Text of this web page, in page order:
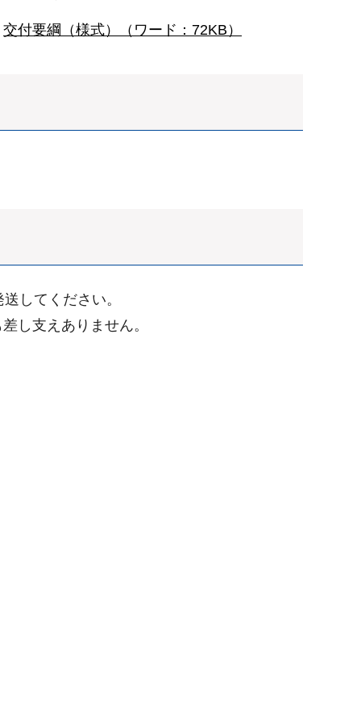
交付要綱（様式）（ワード：72KB）
してください。
し支えありません。